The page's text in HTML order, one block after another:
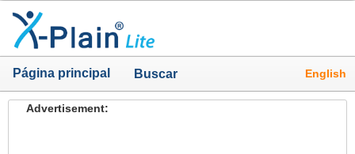
Página principal Buscar English
Advertisement: